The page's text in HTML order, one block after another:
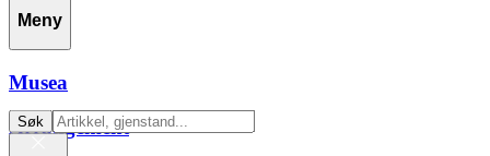
Meny
Musea
Arrangement
Søk